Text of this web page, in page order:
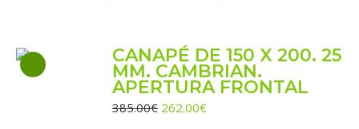
CANAPÉ DE 150 X 200. 25
MM. CAMBRIAN.
APERTURA FRONTAL
385.00€ El
262.00€El